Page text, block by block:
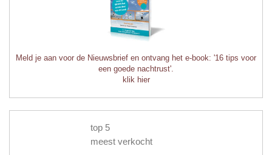
Meld je aan voor de Nieuwsbrief en ontvang het e-book: '16 tips voor
een goede nachtrust'.
klik hier
top 5
meest verkocht